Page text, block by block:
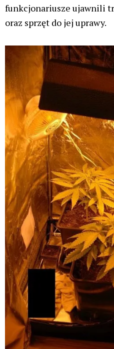
funkcjonariusze ujawnili
oraz sprzęt do jej uprawy.